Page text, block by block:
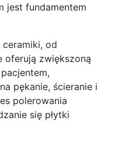
jest fundamentem
od
oferują zwiększoną
pękanie, ścieranie i
polerowania
się płytki